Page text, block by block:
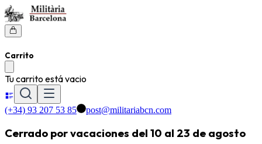
Carrito
Tu carrito está vacio
(+34) 93 207 53 85 post@militariabcn.com
Cerrado por vacaciones del 10 al 23 de agosto